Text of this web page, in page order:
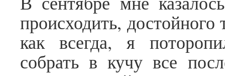
происходить,
как всегда, я
собрать в кучу все